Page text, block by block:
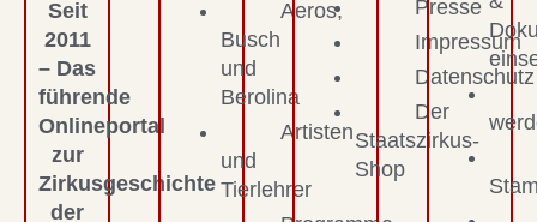
Seit
2011
– Das
führende
Onlineportal
zur
Zirkusgeschichte
der
Aeros,
Busch
und
Berolina
Artisten
und
Tierlehrer
Presse
Impressum
Datenschutz
Der
Staatszirkus-
Shop